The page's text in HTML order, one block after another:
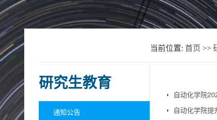
当前位置: 首页 >>
研究生教育
通知公告
自动化学院
自动化学院